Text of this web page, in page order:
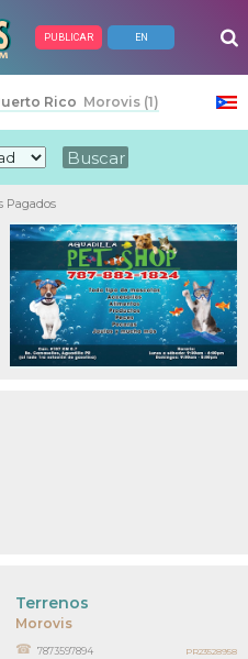
PUBLICAR EN
Pagados
Morovis
Terrenos
7873597894 PR23528958
Rico Morovis (1)